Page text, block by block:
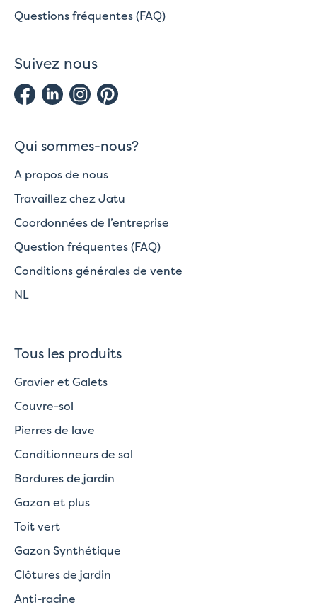
Questions fréquentes (FAQ)
Suivez nous
Qui sommes-nous?
A propos de nous
Travaillez chez Jatu
Coordonnées de l’entreprise
Question fréquentes (FAQ)
Conditions générales de vente
NL
Tous les produits
Gravier et Galets
Couvre-sol
Pierres de lave
Conditionneurs de sol
Bordures de jardin
Gazon et plus
Toit vert
Gazon Synthétique
Clôtures de jardin
Anti-racine